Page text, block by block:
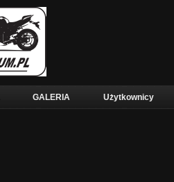
GALERIA Użytkownicy